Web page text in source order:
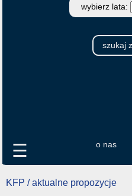
wybierz lata:
o nas
☰
KFP / aktualne propozycje